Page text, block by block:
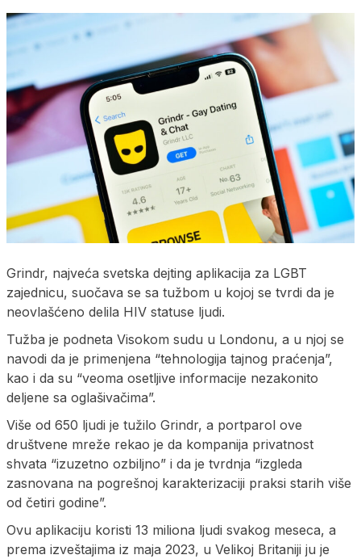
Grindr, najveća svetska dejting aplikacija za LGBT
zajednicu, suočava se sa tužbom u kojoj se tvrdi da je
neovlašćeno delila HIV statuse ljudi.
Tužba je podneta Visokom sudu u Londonu, a u njoj se
navodi da je primenjena “tehnologija tajnog praćenja”,
kao i da su “veoma osetljive informacije nezakonito
deljene sa oglašivačima”.
Više od 650 ljudi je tužilo Grindr, a portparol ove
društvene mreže rekao je da kompanija privatnost
shvata “izuzetno ozbiljno” i da je tvrdnja “izgleda
zasnovana na pogrešnoj karakterizaciji praksi starih više
od četiri godine”.
Ovu aplikaciju koristi 13 miliona ljudi svakog meseca, a
prema izveštajima iz maja 2023, u Velikoj Britaniji ju je